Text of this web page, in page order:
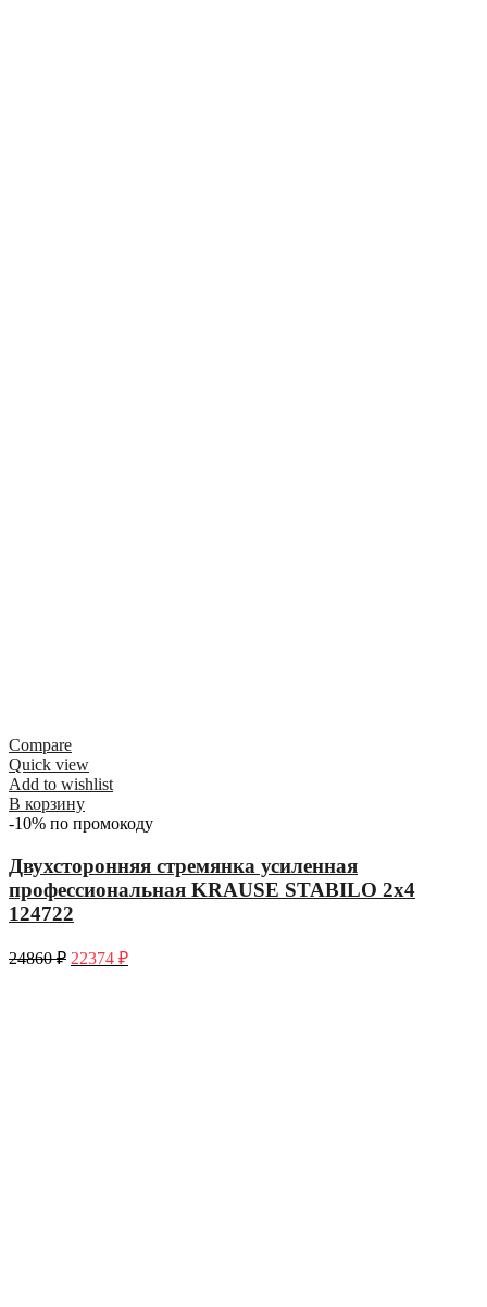
Compare
Quick view
Add to wishlist
В корзину
-10% по промокоду
Двухсторонняя стремянка усиленная
профессиональная KRAUSE STABILO 2х4
124722
24860₽ 22374 ₽